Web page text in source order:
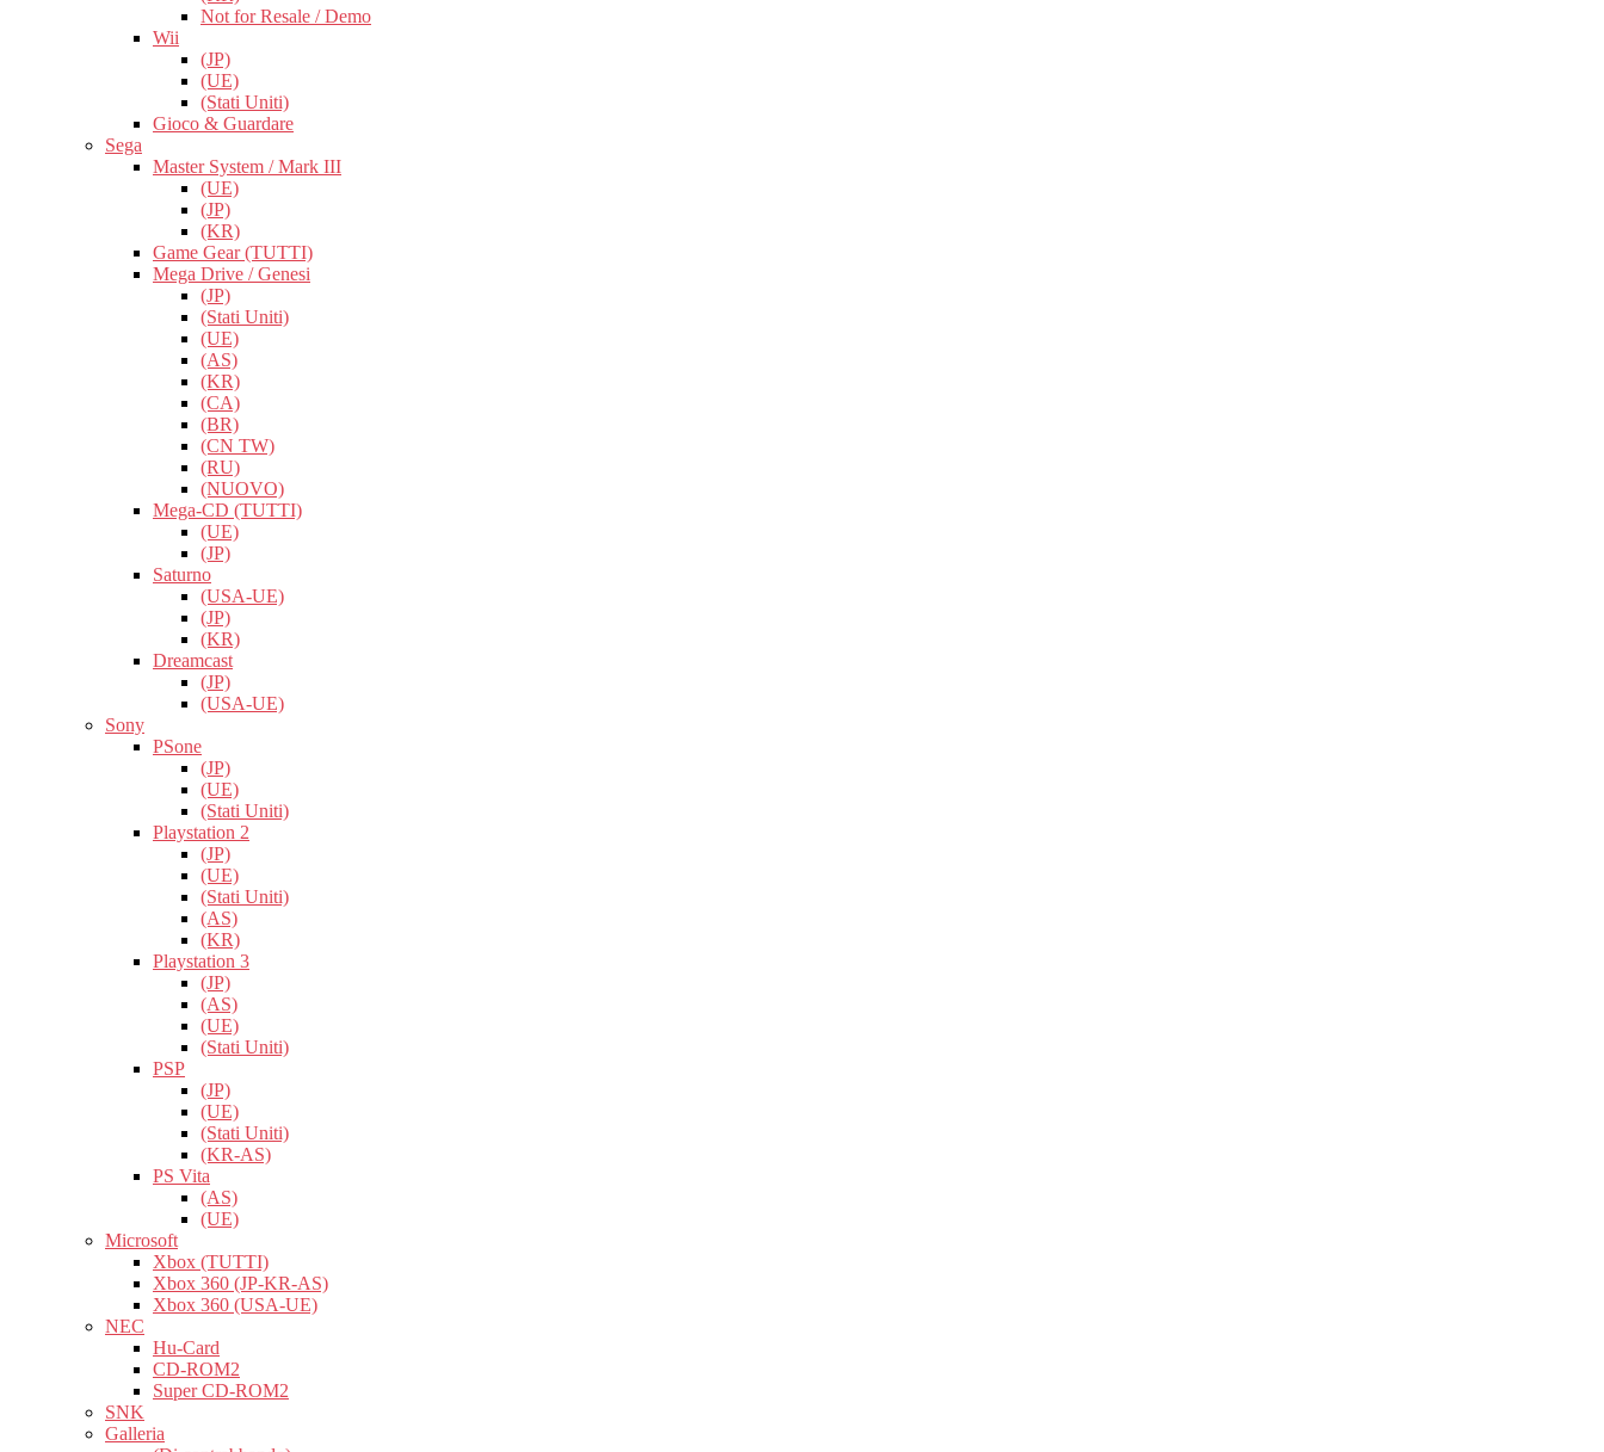
Not for Resale / Demo
Wii
(JP)
(UE)
(Stati Uniti)
Gioco & Guardare
Sega
Master System / Mark III
(UE)
(JP)
(KR)
Game Gear (TUTTI)
Mega Drive / Genesi
(JP)
(Stati Uniti)
(UE)
(AS)
(KR)
(CA)
(BR)
(CN TW)
(RU)
(NUOVO)
Mega-CD (TUTTI)
(UE)
(JP)
Saturno
(USA-UE)
(JP)
(KR)
Dreamcast
(JP)
(USA-UE)
Sony
PSone
(JP)
(UE)
(Stati Uniti)
Playstation 2
(JP)
(UE)
(Stati Uniti)
(AS)
(KR)
Playstation 3
(JP)
(AS)
(UE)
(Stati Uniti)
PSP
(JP)
(UE)
(Stati Uniti)
(KR-AS)
PS Vita
(AS)
(UE)
Microsoft
Xbox (TUTTI)
Xbox 360 (JP-KR-AS)
Xbox 360 (USA-UE)
NEC
Hu-Card
CD-ROM2
Super CD-ROM2
SNK
Galleria